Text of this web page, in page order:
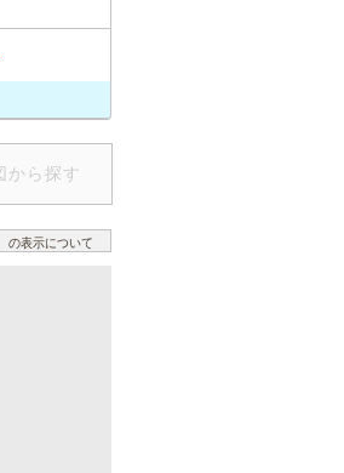
から探す
の表示について